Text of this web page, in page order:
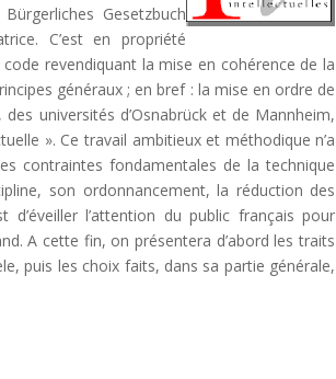
Gesetzbuch
C’est en propriété
revendiquant la mise en cohérence de la
généraux ; en bref : la mise en ordre de
universités d’Osnabrück et de Mannheim,
». Ce travail ambitieux et méthodique n’a
contraintes fondamentales de la technique
son ordonnancement, la réduction des
l’attention du public français pour
A cette fin, on présentera d’abord les traits
puis les choix faits, dans sa partie générale,